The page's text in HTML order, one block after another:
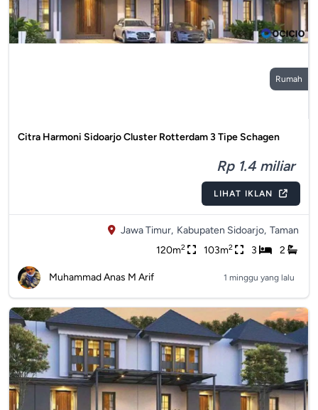
Rumah
Citra Harmoni Sidoarjo Cluster Rotterdam 3 Tipe Schagen
Rp 1.4 miliar
LIHAT IKLAN
Jawa Timur, Kabupaten Sidoarjo, Taman
120m2 103m2 3 2
Muhammad Anas M Arif 1 minggu yang lalu